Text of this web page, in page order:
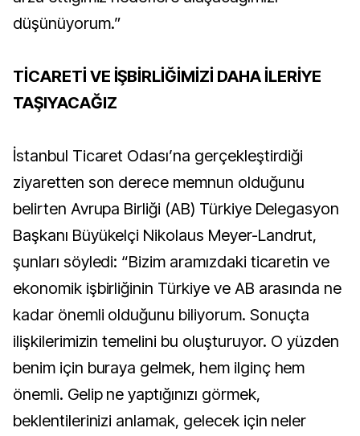
düşünüyorum.”
TİCARETİ VE İŞBİRLİĞİMİZİ DAHA İLERİYE
TAŞIYACAĞIZ
İstanbul Ticaret Odası’na gerçekleştirdiği
ziyaretten son derece memnun olduğunu
belirten Avrupa Birliği (AB) Türkiye Delegasyon
Başkanı Büyükelçi Nikolaus Meyer-Landrut,
şunları söyledi: “Bizim aramızdaki ticaretin ve
ekonomik işbirliğinin Türkiye ve AB arasında ne
kadar önemli olduğunu biliyorum. Sonuçta
ilişkilerimizin temelini bu oluşturuyor. O yüzden
benim için buraya gelmek, hem ilginç hem
önemli. Gelip ne yaptığınızı görmek,
beklentilerinizi anlamak, gelecek için neler